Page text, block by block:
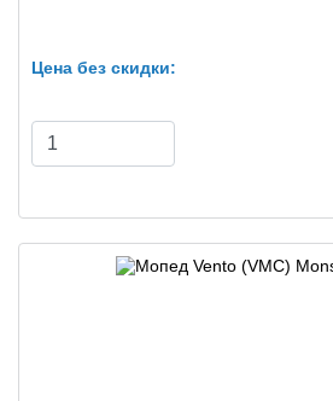
Цена без скидки: